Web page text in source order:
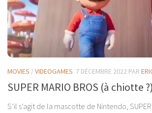
MOVIES /VIDEOGAMES 7 DÉCEMBRE 2022 PAR
SUPER MARIO BROS (à chiotte ?)
S’il s’agit de la mascotte de Nintendo, SUPER